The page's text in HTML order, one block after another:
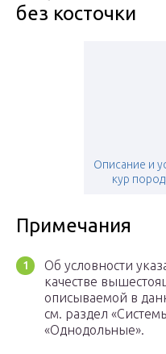
без косточки
Описание и
кур
Примечания
Об условности
качестве
описываемой в
см. раздел
«Однодольные».